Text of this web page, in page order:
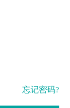
忘记密码?